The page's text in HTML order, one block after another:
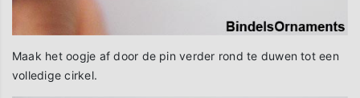
Maak het oogje af door de pin verder rond te duwen tot een
volledige cirkel.